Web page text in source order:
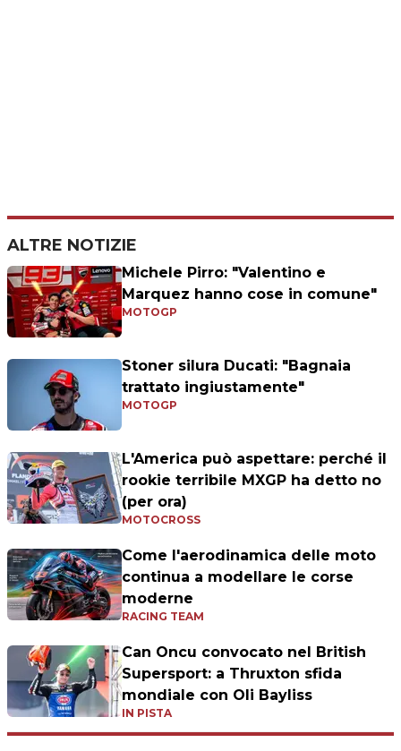
ALTRE NOTIZIE
Michele Pirro: "Valentino e
Marquez hanno cose in comune"
MOTOGP
Stoner silura Ducati: "Bagnaia
trattato ingiustamente"
MOTOGP
L'America può aspettare: perché il
rookie terribile MXGP ha detto no
(per ora)
MOTOCROSS
Come l'aerodinamica delle moto
continua a modellare le corse
moderne
RACING TEAM
Can Oncu convocato nel British
Supersport: a Thruxton sfida
mondiale con Oli Bayliss
IN PISTA